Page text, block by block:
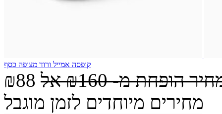
קופסה אמייל ורוד מצופה כסף
₪88 הופחת מ-₪160 אל
מחירים מיוחדים לזמן מוגבל